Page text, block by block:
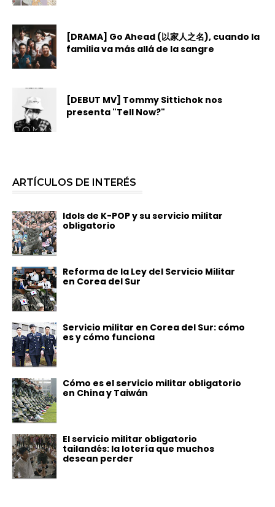
[DRAMA] Go Ahead (以家人之名), cuando la
familia va más allá de la sangre
[DEBUT MV] Tommy Sittichok nos
presenta "Tell Now?"
ARTÍCULOS DE INTERÉS
Idols de K-POP y su servicio militar
obligatorio
Reforma de la Ley del Servicio Militar
en Corea del Sur
Servicio militar en Corea del Sur: cómo
es y cómo funciona
Cómo es el servicio militar obligatorio
en China y Taiwán
El servicio militar obligatorio
tailandés: la lotería que muchos
desean perder